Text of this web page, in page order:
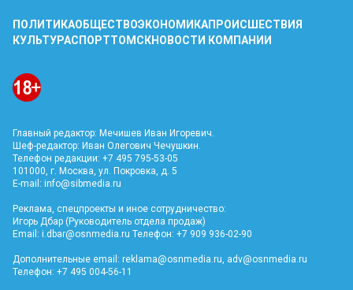
ПОЛИТИКАОБЩЕСТВОЭКОНОМИКАПРОИСШЕСТВИЯ
КУЛЬТУРАСПОРТТОМСКНОВОСТИ КОМПАНИИ
Главный редактор: Мечишев Иван Игоревич.
Шеф-редактор: Иван Олегович Чечушкин.
Телефон редакции: +7 495 795-53-05
101000, г. Москва, ул. Покровка, д. 5
E-mail: info@sibmedia.ru
Реклама, спецпроекты и иное сотрудничество:
Игорь Дбар (Руководитель отдела продаж)
Email: i.dbar@osnmedia.ru Телефон: +7 909 936-02-90
Дополнительные email: reklama@osnmedia.ru adv@osnmedia.ru
Телефон: +7 495 004-56-11